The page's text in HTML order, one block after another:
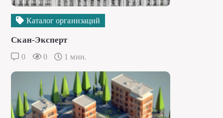
Каталог организаций
Скан-Эксперт
0 0 1 мин.